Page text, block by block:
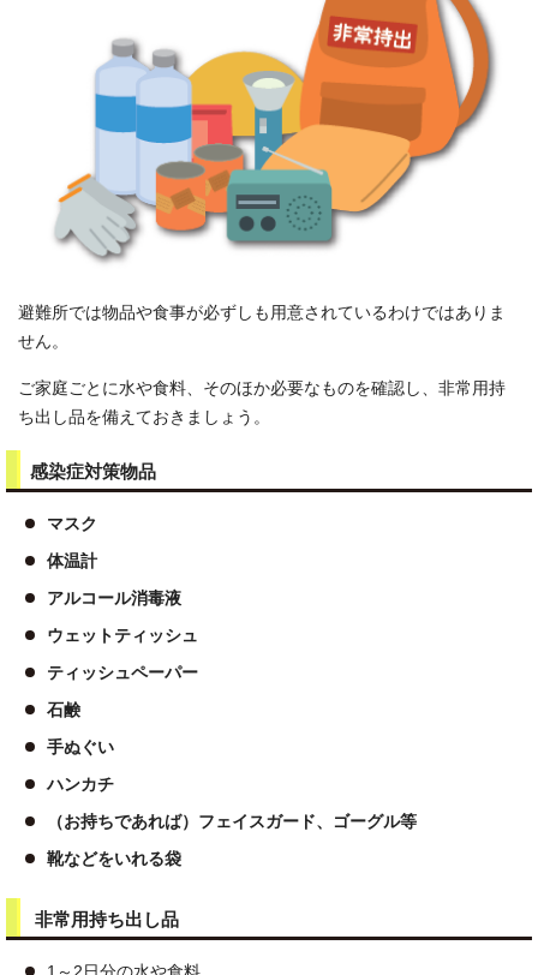
避難所では物品や食事が必ずしも用意されているわけではありま
せん。
ご家庭ごとに水や食料、そのほか必要なものを確認し、非常用持
ち出し品を備えておきましょう。
感染症対策物品
マスク
体温計
アルコール消毒液
ウェットティッシュ
ティッシュペーパー
石鹸
手ぬぐい
ハンカチ
（お持ちであれば）フェイスガード、ゴーグル等
靴などをいれる袋
非常用持ち出し品